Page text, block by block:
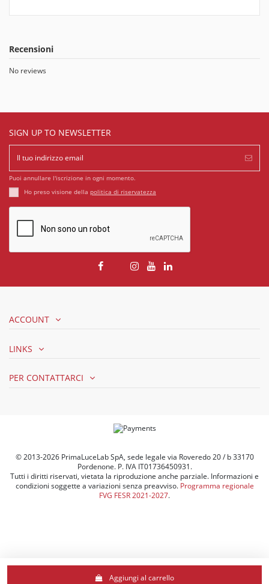
Aggiungi al carrello
Recensioni
No reviews
SIGN UP TO NEWSLETTER
Puoi annullare l'iscrizione in ogni momento.
Ho preso visione della politica di riservatezza
ACCOUNT
LINKS
PER CONTATTARCI
© 2013-2026 PrimaLuceLab SpA, sede legale via Roveredo 20 / b 33170
Pordenone. P. IVA IT01736450931.
Tutti i diritti riservati, vietata la riproduzione anche parziale. Informazioni e
condizioni soggette a variazioni senza preavviso. Programma regionale
FVG FESR 2021-2027.
Le tue preferenze relative alla privacy